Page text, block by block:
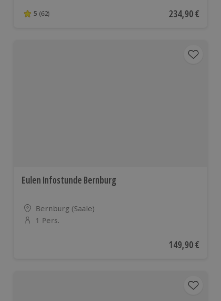
5 von 5 Sternen basierend auf 62 Bewertungen
5 (62) Aktueller Preis
234,90 €
Eulen Infostunde Bernburg
Standort
Bernburg (Saale)
Anzahl der Teilnehmer
1 Pers.
Aktueller Preis
149,90 €